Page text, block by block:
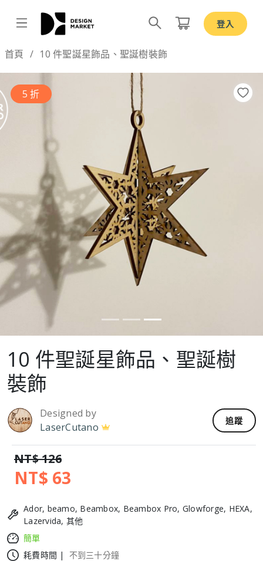
登入
首頁 10 件聖誕星飾品、聖誕樹裝飾
5 折
Previous
10 件聖誕星飾品、聖誕樹
裝飾
Designed by
LaserCutano
追蹤
NT$ 126
NT$ 63
Ador, beamo, Beambox, Beambox Pro, Glowforge, HEXA,
Lazervida, 其他
簡單
耗費時間 |
不到三十分鐘